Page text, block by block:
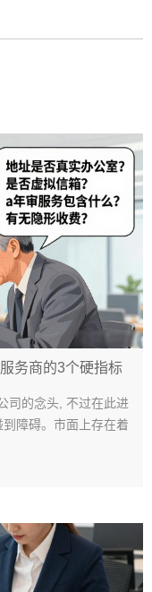
务商的3个硬指标
司的念头, 不过在此进
障碍。市面上存在着